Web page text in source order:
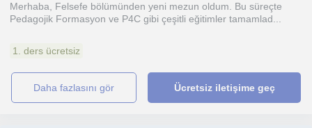
Merhaba, Felsefe bölümünden yeni mezun oldum. Bu süreçte
Pedagojik Formasyon ve P4C gibi çeşitli eğitimler tamamlad...
1. ders ücretsiz
daha fazlasını gör Ücretsiz iletişime geç